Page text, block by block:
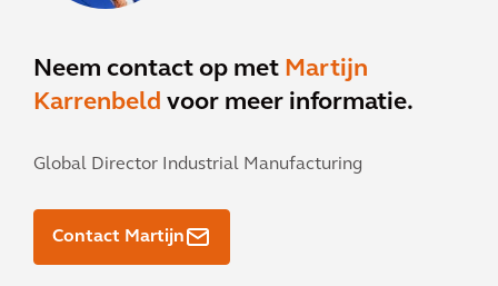
Neem contact op met Martijn
Karrenbeld voor meer informatie.
Global Director Industrial Manufacturing
Contact Martijn